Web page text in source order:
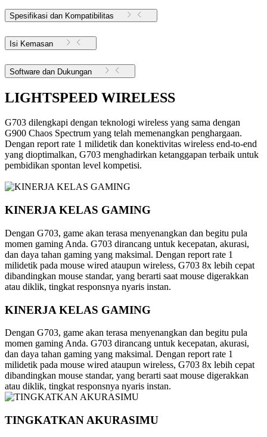
Spesifikasi dan Kompatibilitas
Isi Kemasan
Software dan Dukungan
LIGHTSPEED WIRELESS
G703 dilengkapi dengan teknologi wireless yang sama dengan
G900 Chaos Spectrum yang telah memenangkan penghargaan.
Dengan report rate 1 milidetik dan konektivitas wireless end-to-end
yang dioptimalkan, G703 menghadirkan ketanggapan terbaik untuk
pembidikan spontan level kompetisi.
KINERJA KELAS GAMING
Dengan G703, game akan terasa menyenangkan dan begitu pula
momen gaming Anda. G703 dirancang untuk kecepatan, akurasi,
dan daya tahan gaming yang maksimal. Dengan report rate 1
milidetik pada mouse wired ataupun wireless, G703 8x lebih cepat
dibandingkan mouse standar, yang berarti saat mouse digerakkan
atau diklik, tingkat responsnya nyaris instan.
KINERJA KELAS GAMING
Dengan G703, game akan terasa menyenangkan dan begitu pula
momen gaming Anda. G703 dirancang untuk kecepatan, akurasi,
dan daya tahan gaming yang maksimal. Dengan report rate 1
milidetik pada mouse wired ataupun wireless, G703 8x lebih cepat
dibandingkan mouse standar, yang berarti saat mouse digerakkan
atau diklik, tingkat responsnya nyaris instan.
TINGKATKAN AKURASIMU